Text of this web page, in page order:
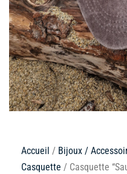
Accueil / Bijoux /
Casquette / Casquette